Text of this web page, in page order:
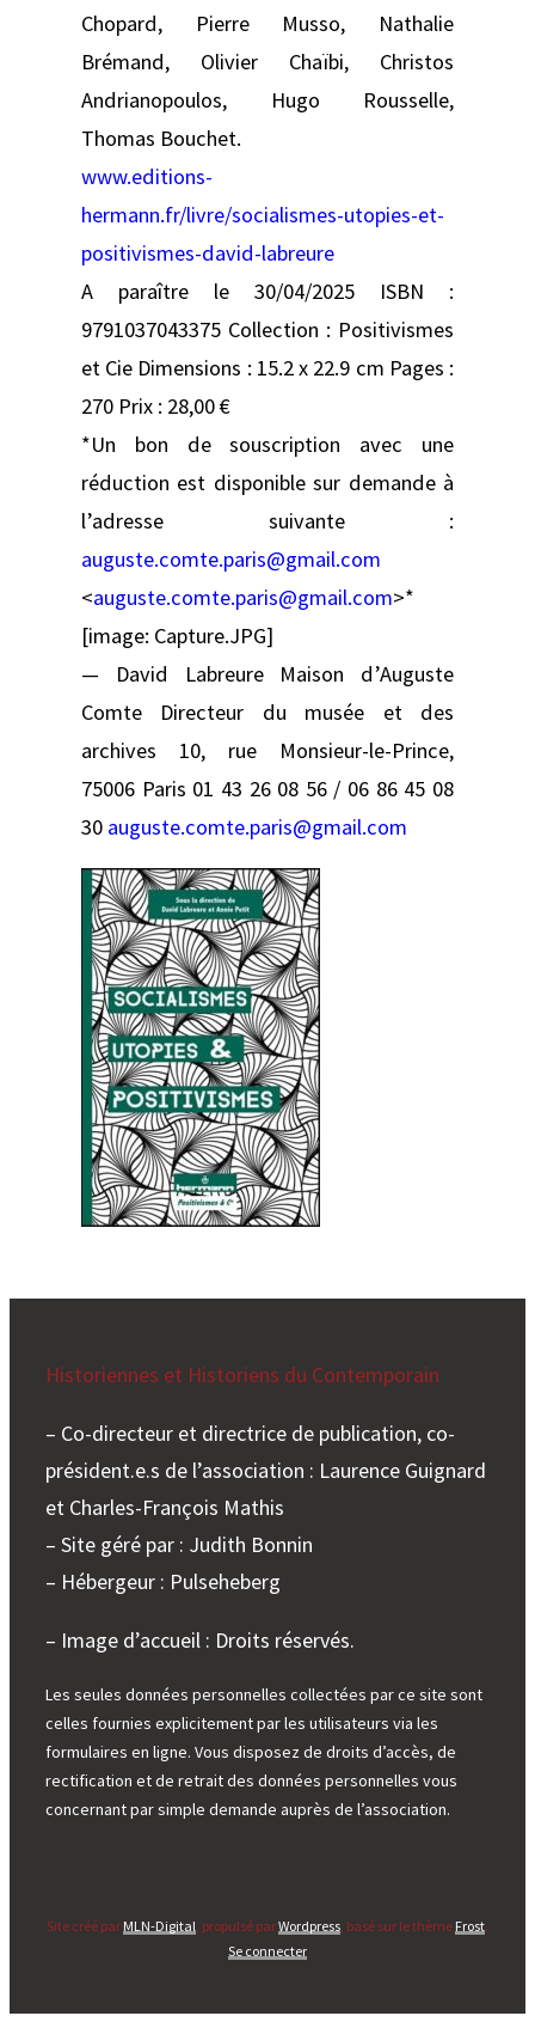
Chopard, Pierre Musso, Nathalie
Brémand, Olivier Chaïbi, Christos
Andrianopoulos, Hugo Rousselle,
Thomas Bouchet.
www.editions-
hermann.fr/livre/socialismes-utopies-et-
positivismes-david-labreure
A paraître le 30/04/2025 ISBN :
9791037043375 Collection : Positivismes
et Cie Dimensions : 15.2 x 22.9 cm Pages :
270 Prix : 28,00 €
*Un bon de souscription avec une
réduction est disponible sur demande à
l’adresse suivante :
auguste.comte.paris@gmail.com
<auguste.comte.paris@gmail.com>*
[image: Capture.JPG]
— David Labreure Maison d’Auguste
Comte Directeur du musée et des
archives 10, rue Monsieur-le-Prince,
75006 Paris 01 43 26 08 56 / 06 86 45 08
30 auguste.comte.paris@gmail.com
Historiennes et Historiens du Contemporain
– Co-directeur et directrice de publication, co-
président.e.s de l’association : Laurence Guignard
et Charles-François Mathis
– Site géré par : Judith Bonnin
– Hébergeur : Pulseheberg
– Image d’accueil : Droits réservés.
Les seules données personnelles collectées par ce site sont
celles fournies explicitement par les utilisateurs via les
formulaires en ligne. Vous disposez de droits d’accès, de
rectification et de retrait des données personnelles vous
concernant par simple demande auprès de l’association.
Site créé par MLN-Digital , propulsé parWordpress , basé sur le thème Frost.
Se connecter